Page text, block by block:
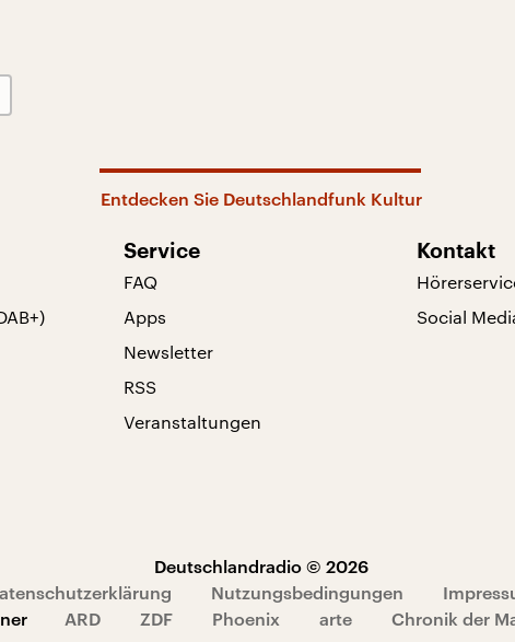
Entdecken Sie Deutschlandfunk Kultur
Service
FAQ
Apps
Newsletter
RSS
Veranstaltungen
Kontakt
Social
Deutschlandradio © 2026
Nutzungsbedingungen
ARD ZDF Phoenix arte Chronik der